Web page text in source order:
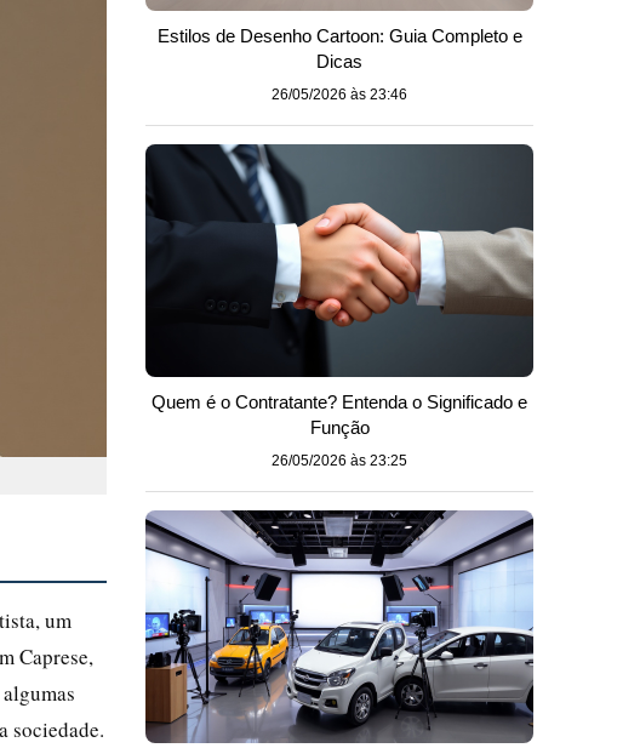
um
Caprese,
sociedade.
Estilos de Desenho Cartoon: Guia Completo e
Dicas
26/05/2026 às 23:46
Quem é o Contratante? Entenda o Significado e
Função
26/05/2026 às 23:25